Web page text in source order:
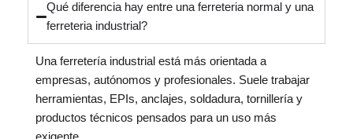
Qué diferencia hay entre una ferreteria normal y una
ferreteria industrial?
Una ferretería industrial está más orientada a
empresas, autónomos y profesionales. Suele trabajar
herramientas, EPIs, anclajes, soldadura, tornillería y
productos técnicos pensados para un uso más